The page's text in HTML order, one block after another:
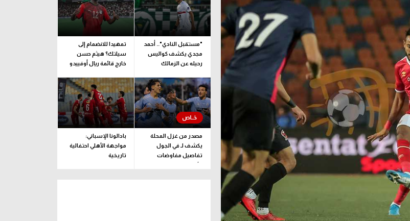
دوري أبطال أوروبا
القسم الثاني
رياضات أخرى
أمريكا
ركن الألعاب
"مستقبل النادي".. أحمد
مجدي يكشف كواليس
رحيله عن الزمالك
تمهيدا للانضمام إلى
سيلتك؟ هيثم حسن
خارج قائمة ريال أوفييدو
مصدر من غزل المحلة
يكشف لـ في الجول
تفاصيل مفاوضات
الأهلي لضم صلاح
بادالونا الإسباني:
مواجهة الأهلي احتفالية
تاريخية